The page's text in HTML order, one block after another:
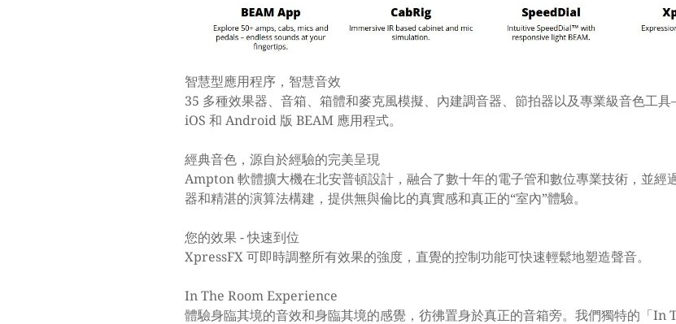
智慧型應用程序，智慧音效
35 多種效果器、音箱、箱體和麥克風模擬、內建調音器、節拍器以及專業級音色工
iOS 和 Android 版 BEAM 應用程式。
經典音色，源自於經驗的完美呈現
Ampton 軟體擴大機在北安普頓設計，融合了數十年的電子管和數位專業技術，並經
器和精湛的演算法構建，提供無與倫比的真實感和真正的“室內”體驗。
您的效果 - 快速到位
XpressFX 可即時調整所有效果的強度，直覺的控制功能可快速輕鬆地塑造聲音。
In The Room Experience
體驗身臨其境的音效和身臨其境的感覺，彷彿置身於真正的音箱旁。我們獨特的「In